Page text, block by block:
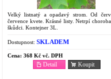
Velký listnatý a opadavý strom. Od
července kvete. Krásné listy. Netrpí
škůdci. Kontejner 3L.
Dostupnost: SKLADEM
Cena: 368 Kč vč. DPH
Koupit
Detail